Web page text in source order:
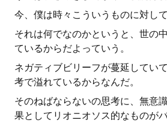
今、僕は時々こういうものに対し
それは何でなのかというと、世の
ているからだよっていう。
ネガティブビリーフが蔓延してい
考で溢れているからなんだ。
そのねばならないの思考に、無意
果としてリオニオソス的なものが